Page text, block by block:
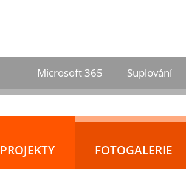
Microsoft 365 Suplování
PROJEKTY FOTOGALERIE